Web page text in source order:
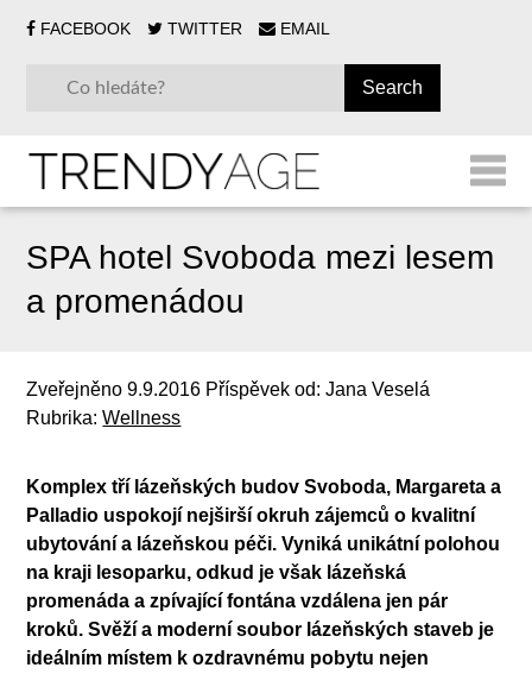
FACEBOOK TWITTER EMAIL
SPA hotel Svoboda mezi lesem
a promenádou
Zveřejněno9.9.2016 Příspěvek od:Jana Veselá
Rubrika:Wellness
Komplex tří lázeňských budov Svoboda, Margareta a
Palladio uspokojí nejširší okruh zájemců o kvalitní
ubytování a lázeňskou péči. Vyniká unikátní polohou
na kraji lesoparku, odkud je však lázeňská
promenáda a zpívající fontána vzdálena jen pár
kroků. Svěží a moderní soubor lázeňských staveb je
ideálním místem k ozdravnému pobytu nejen